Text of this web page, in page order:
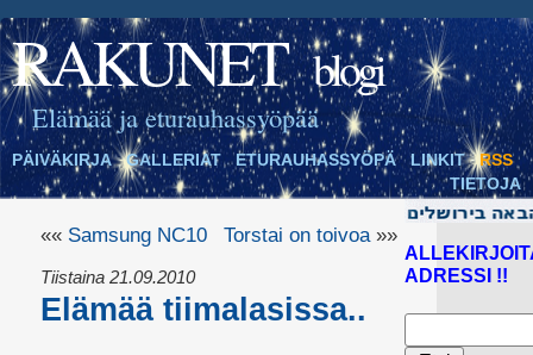
RAKUNET blogi
Elämää ja eturauhassyöpää
PÄIVÄKIRJA GALLERIAT ETURAUHASSYÖPÄ LINKIT
RSS
TIETOJA
«« Samsung NC10 Torstai on toivoa»»
Tiistaina 21.09.2010
Elämää tiimalasissa..
ADRESSI !!